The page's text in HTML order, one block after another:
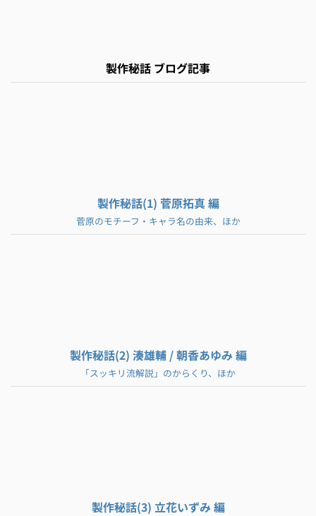
製作秘話 ブログ記事
製作秘話(1) 菅原拓真 編
菅原のモチーフ・キャラ名の由来、ほか
製作秘話(2) 湊雄輔 / 朝香あゆみ 編
「スッキリ流解説」のからくり、ほか
製作秘話(3) 立花いずみ 編